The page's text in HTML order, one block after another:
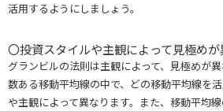
活用するようにしましょう。
〇投資スタイルや主観によって見極めが
グランビルの法則は主観によって、見極めが異
数ある移動平均線の中で、どの移動平均線を
や主観によって異なります。また、移動平均